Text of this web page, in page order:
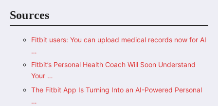
Sources
Fitbit users: You can upload medical records now for AI
…
Fitbit’s Personal Health Coach Will Soon Understand
Your …
The Fitbit App Is Turning Into an AI-Powered Personal
…